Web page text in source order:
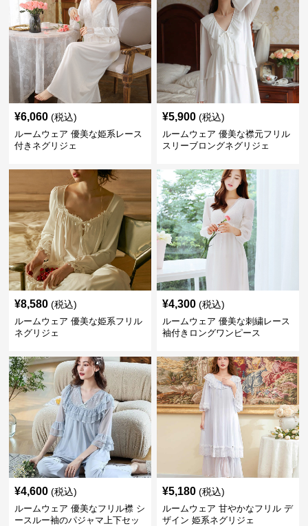
¥6,060 (税込)
ルームウェア 優美な姫系レース
付きネグリジェ
¥5,900 (税込)
ルームウェア 優美な襟元フリル
スリーブロングネグリジェ
¥8,580 (税込)
ルームウェア 優美な姫系フリル
ネグリジェ
¥4,300 (税込)
ルームウェア 優美な刺繍レース
袖付きロングワンピース
¥4,600 (税込)
ルームウェア 優美なフリル襟 シ
ースルー袖のパジャマ上下セッ
¥5,180 (税込)
ルームウェア 甘やかなフリル デ
ザイン 姫系ネグリジェ